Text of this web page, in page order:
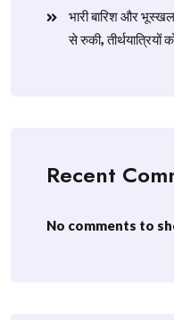
​भारी बारिश और
से रुकी, तीर्थयात्रियों
Recent
No comments to